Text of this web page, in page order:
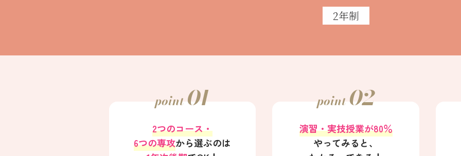
2年制
point 01
2つのコース・
6つの専攻から選ぶのは
point 02
演習・実技授業が80％
やってみると、